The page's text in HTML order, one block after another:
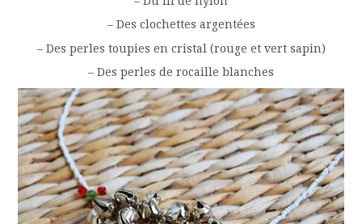
– Des clochettes argentées
– Des perles toupies en cristal (rouge et vert sapin)
– Des perles de rocaille blanches